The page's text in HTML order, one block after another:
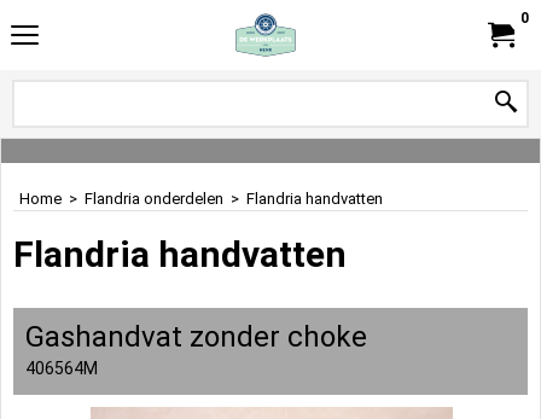
0
Home > Flandria onderdelen > Flandria handvatten
Flandria handvatten
Gashandvat zonder choke
406564M